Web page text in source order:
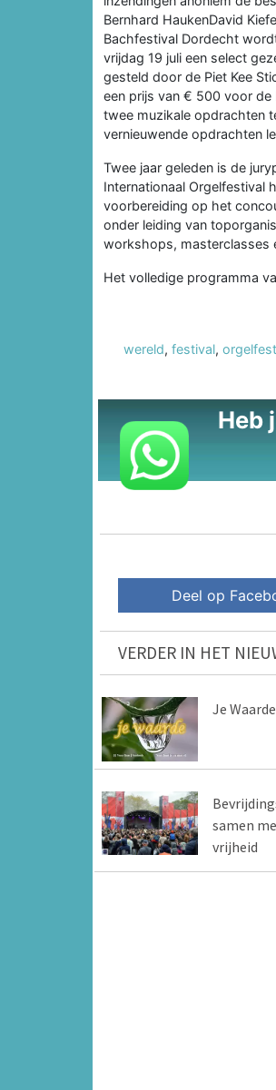
Bernhard HaukenDavid
Bachfestival Dordecht
vrijdag 19 juli een select
gesteld door de Piet Kee
een prijs van € 500 voor de
twee muzikale opdrachten
vernieuwende opdrachten
Twee jaar geleden is de
Internationaal Orgelfestival
voorbereiding op het
onder leiding van
workshops, masterclasses
Het volledige programma
wereld, festival,
Heb
Deel op
VERDER IN HET
Je Waarde
samen
vrijheid